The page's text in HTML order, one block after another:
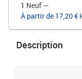
1 Neuf —
À partir de 17,20 €
Description